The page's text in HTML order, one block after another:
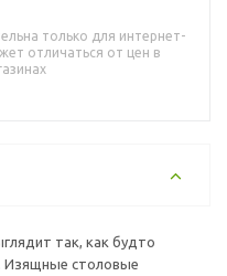
только для интернет-
отличаться от цен в
так, как будто
Изящные столовые